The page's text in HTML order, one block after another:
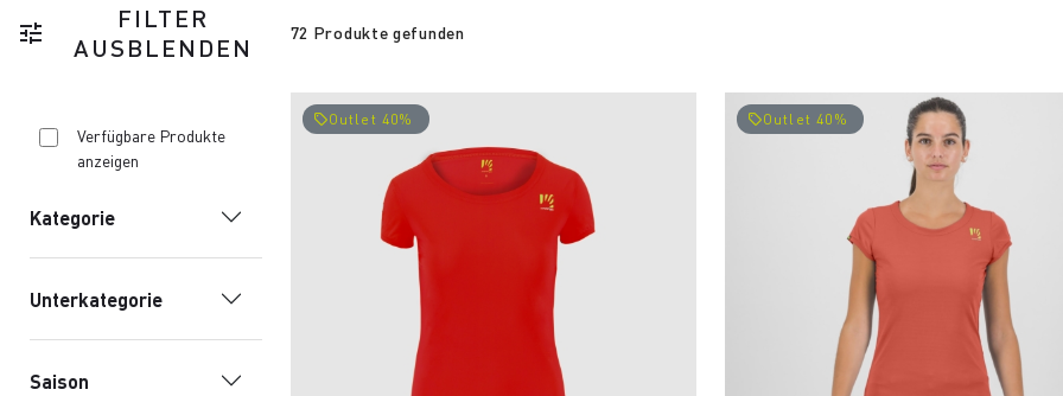
tune
FILTER
AUSBLENDEN
72 Produkte gefunden
Verfügbare Produkte
anzeigen
Kategorie
Unterkategorie
Saison
local_offerOutlet 40% local_offerOutlet 40%